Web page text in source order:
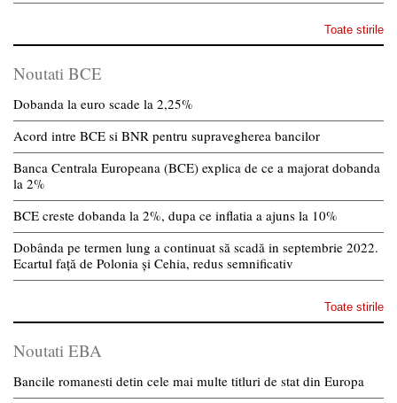
Toate stirile
Noutati BCE
Dobanda la euro scade la 2,25%
Acord intre BCE si BNR pentru supravegherea bancilor
Banca Centrala Europeana (BCE) explica de ce a majorat dobanda
la 2%
BCE creste dobanda la 2%, dupa ce inflatia a ajuns la 10%
Dobânda pe termen lung a continuat să scadă in septembrie 2022.
Ecartul față de Polonia și Cehia, redus semnificativ
Toate stirile
Noutati EBA
Bancile romanesti detin cele mai multe titluri de stat din Europa